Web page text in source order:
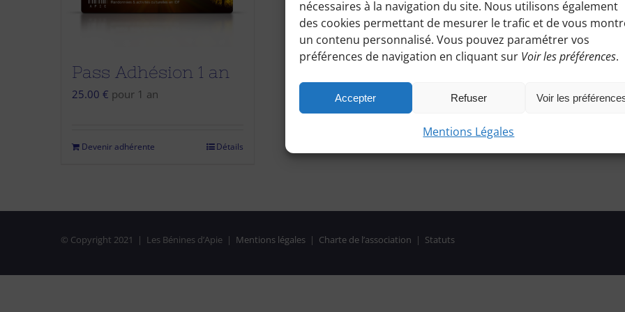
nécessaires à la navigation du site. Nous utilisons également
des cookies permettant de mesurer le trafic et de vous
un contenu personnalisé. Vous pouvez paramétrer vos
préférences de navigation en cliquant sur Voir les préférences.
Accepter Refuser Voir les
Mentions Légales
Pass Adhésion 1 an
25.00 € pour 1 an
Devenir adhérente Détails
© Copyright 2021 | Les Bénines d’Apie | Mentions légales| Charte de l’association | Statuts